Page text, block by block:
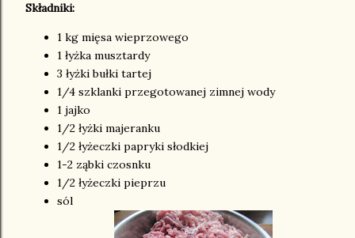
Składniki:
1 kg mięsa wieprzowego
1 łyżka musztardy
3 łyżki bułki tartej
1/4 szklanki przegotowanej zimnej wody
1 jajko
1/2 łyżki majeranku
1/2 łyżeczki papryki słodkiej
1-2 ząbki czosnku
1/2 łyżeczki pieprzu
sól